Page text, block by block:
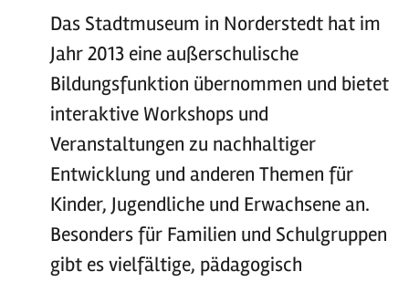
Das Stadtmuseum in Norderstedt hat im
Jahr 2013 eine außerschulische
Bildungsfunktion übernommen und bietet
interaktive Workshops und
Veranstaltungen zu nachhaltiger
Entwicklung und anderen Themen für
Kinder, Jugendliche und Erwachsene an.
Besonders für Familien und Schulgruppen
gibt es vielfältige, pädagogisch